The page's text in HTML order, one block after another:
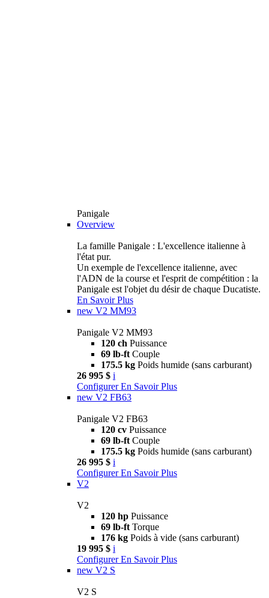
Panigale
Overview
La famille Panigale : L'excellence italienne à
l'état pur.
Un exemple de l'excellence italienne, avec
l'ADN de la course et l'esprit de compétition : la
Panigale est l'objet du désir de chaque Ducatiste.
En Savoir Plus
new V2 MM93
Panigale V2 MM93
120 ch Puissance
69 lb-ft Couple
175.5 kg Poids humide (sans carburant)
26 995 $ i
Configurer En Savoir Plus
new V2 FB63
Panigale V2 FB63
120 cv Puissance
69 lb-ft Couple
175.5 kg Poids humide (sans carburant)
26 995 $ i
Configurer En Savoir Plus
V2
V2
120 hp Puissance
69 lb-ft Torque
176 kg Poids à vide (sans carburant)
19 995 $ i
Configurer En Savoir Plus
new V2 S
V2 S